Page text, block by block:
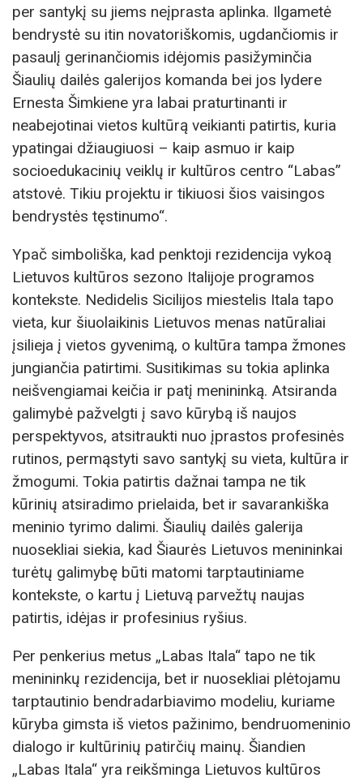
per santykį su jiems neįprasta aplinka. Ilgametė
bendrystė su itin novatoriškomis, ugdančiomis ir
pasaulį gerinančiomis idėjomis pasižyminčia
Šiaulių dailės galerijos komanda bei jos lydere
Ernesta Šimkiene yra labai praturtinanti ir
neabejotinai vietos kultūrą veikianti patirtis, kuria
ypatingai džiaugiuosi – kaip asmuo ir kaip
socioedukacinių veiklų ir kultūros centro “Labas”
atstovė. Tikiu projektu ir tikiuosi šios vaisingos
bendrystės tęstinumo“.
Ypač simboliška, kad penktoji rezidencija vykoą
Lietuvos kultūros sezono Italijoje programos
kontekste. Nedidelis Sicilijos miestelis Itala tapo
vieta, kur šiuolaikinis Lietuvos menas natūraliai
įsilieja į vietos gyvenimą, o kultūra tampa žmones
jungiančia patirtimi. Susitikimas su tokia aplinka
neišvengiamai keičia ir patį menininką. Atsiranda
galimybė pažvelgti į savo kūrybą iš naujos
perspektyvos, atsitraukti nuo įprastos profesinės
rutinos, permąstyti savo santykį su vieta, kultūra ir
žmogumi. Tokia patirtis dažnai tampa ne tik
kūrinių atsiradimo prielaida, bet ir savarankiška
meninio tyrimo dalimi. Šiaulių dailės galerija
nuosekliai siekia, kad Šiaurės Lietuvos menininkai
turėtų galimybę būti matomi tarptautiniame
kontekste, o kartu į Lietuvą parvežtų naujas
patirtis, idėjas ir profesinius ryšius.
Per penkerius metus „Labas Itala“ tapo ne tik
menininkų rezidencija, bet ir nuosekliai plėtojamu
tarptautinio bendradarbiavimo modeliu, kuriame
kūryba gimsta iš vietos pažinimo, bendruomeninio
dialogo ir kultūrinių patirčių mainų. Šiandien
„Labas Itala“ yra reikšminga Lietuvos kultūros